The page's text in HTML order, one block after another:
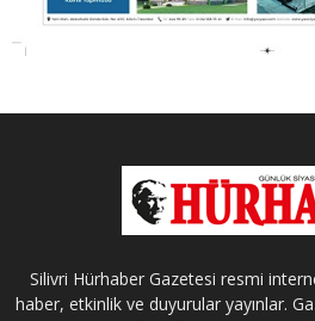
Silivri Hürhaber Gazetesi resmi
haber, etkinlik ve duyurular yayınlar.